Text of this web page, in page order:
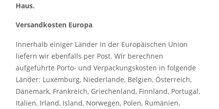
Haus.
Versandkosten Europa
Innerhalb einiger Länder in der Europäischen Union
liefern wir ebenfalls per Post. Wir berechnen
aufgeführte Porto- und Verpackungskosten in folgende
Länder: Luxemburg, Niederlande, Belgien, Österreich,
Dänemark, Frankreich, Griechenland, Finnland, Portugal,
Italien, Irland, Island, Norwegen, Polen, Rumänien,